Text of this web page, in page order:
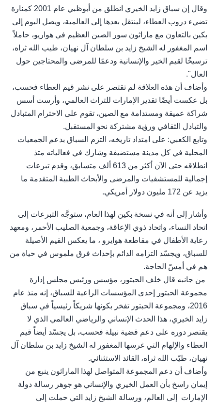
وقال إن سباق زايد الخيري انطلق من أبوظبي عام 2001 كمنارة
تضيء دروب العطاء، لينتقل بعدها إلى العالمية، ويصل اليوم إلى
بكين بالتعاون مع ماراثون سور الصين العظيم في هواريو، حاملاً
اسم المغفور له الشيخ زايد بن سلطان آل نهيان، طيب الله ثراه،
ترسيخًا لقيم الخير والإنسانية ودعمًا للمرضى والمحتاجين حول
العال".
وأضاف أن هذه العلاقة لم تقتصر على نشر قيم العطاء فحسب،
بل عكست أيضًا تقدير الإمارات للتراث العالمي، وأرست أسس
شراكة عميقة ومستدامة مع الصين، تقوم على الاحترام المتبادل
والتبادل الثقافي ورؤية مشتركة نحو المستقبل.
وتابع الكعبي: على امتداد تاريخه، التزم السباق بدعم الجمعيات
المحلية في كل مدينة مستضيفة وشارك في فعالياته متذ
انطلاقه حتى الآن أكثر من 613 ألف متسابق، وقدم تبرعات
إجمالية للمستشفيات والمرضى والأبحاث الطبية المتقدمة ما
يزيد عن 172 مليون دولار أمريكي.
وأشار إلى أنه في نسخة بكين لهذا العام، ستوجَّه التبرعات إلى
اتحاد النساء، واتحاد ذوي الإعاقة، وجمعية الصليب الأحمر، ومعهد
رعاية الأطفال في مقاطعة هوايرو ، ما يعكس القيم الأصيلة
للسباق، ويجسّد التزامه الدائم بإحداث فرق ملموس في حياة من
هم في أمسّ الحاجة.
من جانبه قال خلف الحبتور، مؤسس ورئيس مجلس إدارة
مجموعة الحبتور إحدى المؤسسات الراعية للسباق، إنه منذ عام
2016، ومجموعة الحبتور تفخر بكونها شريكاً رئيسياً في سباق
زايد الخيري، هذا الحدث الإنساني والرياضي العالمي الذي لا
يقتصر دوره على دعم قضية نبيلة فحسب، بل يجسّد أيضاً قيم
العطاء والإلهام التي غرسها المغفور له الشيخ زايد بن سلطان آل
نهيان، طيّب الله ثراه، القائد الاستثنائي.
وأضاف أن دعم المجموعة المتواصل لهذا الماراثون ينبع من
إيمان راسخ بأن العمل الخيري والإنساني هو جوهر رسالة دولة
الإمارات إلى العالم، ورسالة الشيخ زايد التي حملت إلى